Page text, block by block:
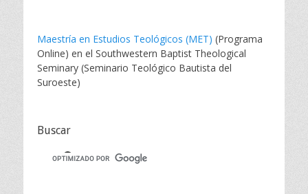
Maestría en Estudios Teológicos (MET) (Programa
Online) en el Southwestern Baptist Theological
Seminary (Seminario Teológico Bautista del
Suroeste)
Buscar